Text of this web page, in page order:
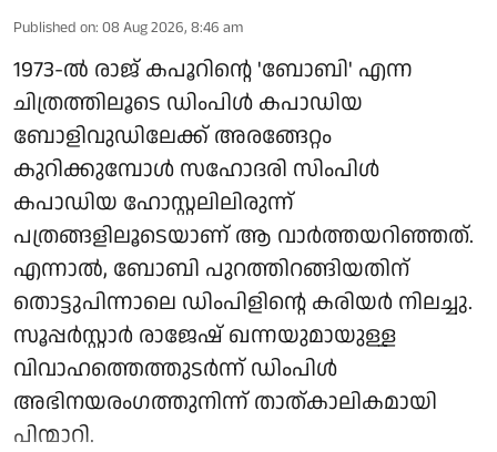
Published on: 08 Aug 2026, 8:46 am
1973-ല്‍ രാജ് കപൂറിന്റെ 'ബോബി' എന്ന
ചിത്രത്തിലൂടെ ഡിംപിള്‍ കപാഡിയ
ബോളിവുഡിലേക്ക് അരങ്ങേറ്റം
കുറിക്കുമ്പോള്‍ സഹോദരി സിംപിള്‍
കപാഡിയ ഹോസ്റ്റലിലിരുന്ന്
പത്രങ്ങളിലൂടെയാണ് ആ വാര്‍ത്തയറിഞ്ഞത്.
എന്നാല്‍, ബോബി പുറത്തിറങ്ങിയതിന്
തൊട്ടുപിന്നാലെ ഡിംപിളിന്റെ കരിയര്‍ നിലച്ചു.
സൂപ്പര്‍സ്റ്റാര്‍ രാജേഷ് ഖന്നയുമായുള്ള
വിവാഹത്തെത്തുടര്‍ന്ന് ഡിംപിള്‍
അഭിനയരംഗത്തുനിന്ന് താത്കാലികമായി
പിന്മാറി.